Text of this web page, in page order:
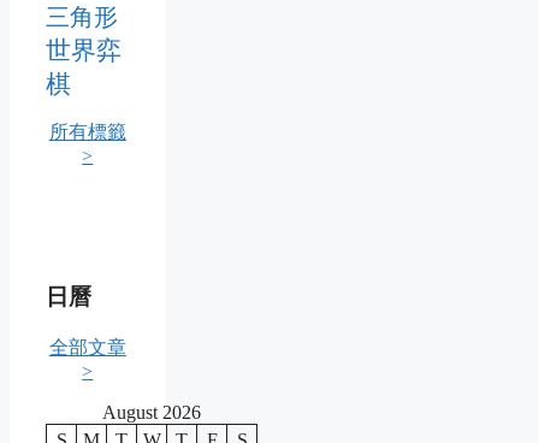
三角形
世界弈
棋
所有標籤
>
日曆
全部文章
>
August 2026